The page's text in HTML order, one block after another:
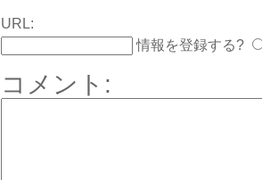
URL:
情報を登録する?
コメント: